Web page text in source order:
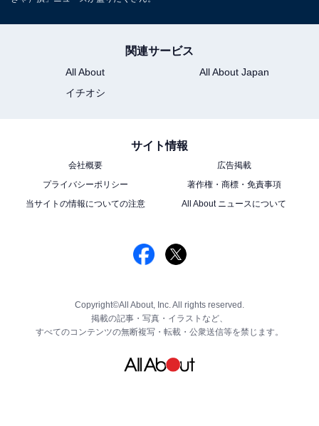
関連サービス
All About
All About Japan
イチオシ
サイト情報
会社概要
広告掲載
プライバシーポリシー
著作権・商標・免責事項
当サイトの情報についての注意
All About ニュースについて
Copyright©All About, Inc. All rights reserved.
掲載の記事・写真・イラストなど、
すべてのコンテンツの無断複写・転載・公衆送信等を禁じます。